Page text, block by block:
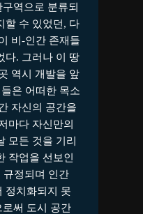
역으로 분류되
할 수 있었던, 다
비-인간 존재들
다. 그러나 이 땅
역시 개발을 앞
은 어떠한 목소
자신의 공간을
마다 자신만의
모든 것을 기리
작업을 선보인
규정되며 인간
정치화되지 못
써 도시 공간